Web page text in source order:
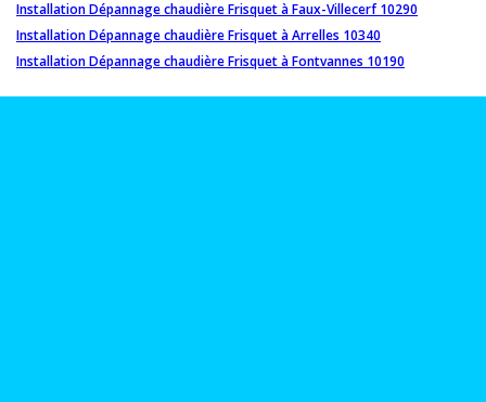
Installation Dépannage chaudière Frisquet à Faux-Villecerf 10290
Installation Dépannage chaudière Frisquet à Arrelles 10340
Installation Dépannage chaudière Frisquet à Fontvannes 10190